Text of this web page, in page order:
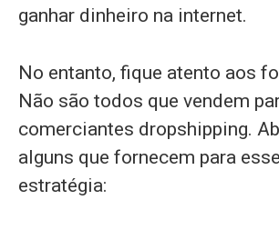
ganhar dinheiro na internet.
No entanto, fique atento aos
Não são todos que vendem
comerciantes dropshipping.
alguns que fornecem para
estratégia: